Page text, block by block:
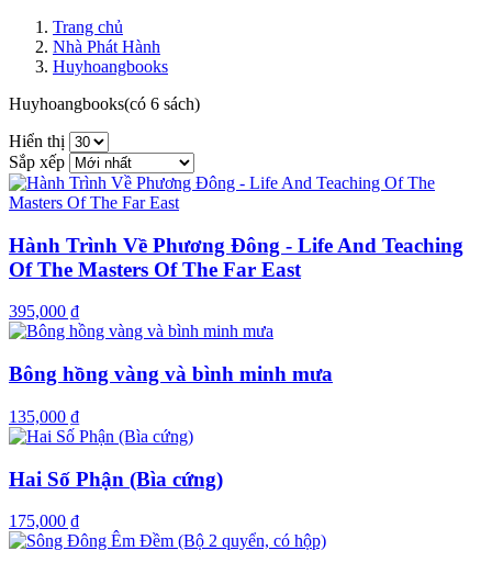
Trang chủ
Nhà Phát Hành
Huyhoangbooks
Huyhoangbooks(có 6 sách)
Hiển thị
Sắp xếp
Hành Trình Về Phương Đông - Life And Teaching
Of The Masters Of The Far East
395,000 ₫
Bông hồng vàng và bình minh mưa
135,000 ₫
Hai Số Phận (Bìa cứng)
175,000 ₫